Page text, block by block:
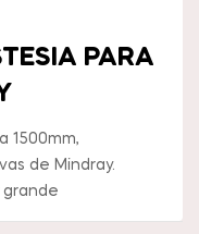
PARA
1500mm,
de Mindray.
grande